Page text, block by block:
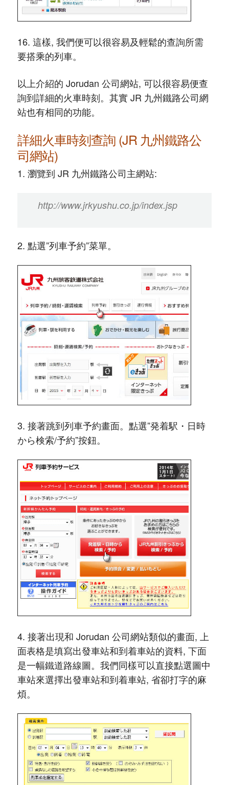
16. 這樣, 我們便可以很容易及輕鬆的查詢所需
要搭乘的列車。
以上介紹的 Jorudan 公司網站, 可以很容易便查
詢到詳細的火車時刻。其實 JR 九州鐵路公司網
站也有相同的功能。
詳細火車時刻查詢 (JR 九州鐵路公
司網站)
1. 瀏覽到 JR 九州鐵路公司主網站:
http://www.jrkyushu.co.jp/index.jsp
2. 點選”列車予約”菜單。
3. 接著跳到列車予約畫面。點選”発着駅・日時
から検索/予約”按鈕。
4. 接著出現和 Jorudan 公司網站類似的畫面, 上
面表格是填寫出發車站和到着車站的資料, 下面
是一幅鐵道路線圖。我們同樣可以直接點選圖中
車站來選擇出發車站和到着車站, 省卻打字的麻
煩。